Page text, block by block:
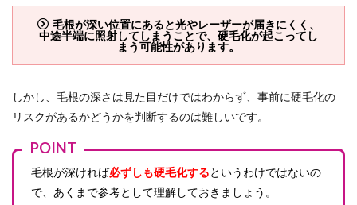
毛根が深い位置にあると光やレーザーが届きにくく、
中途半端に照射してしまうことで、硬毛化が起こってし
まう可能性があります。
しかし、毛根の深さは見た目だけではわからず、事前に硬毛化の
リスクがあるかどうかを判断するのは難しいです。
POINT
毛根が深ければ必ずしも硬毛化するというわけではないの
で、あくまで参考として理解しておきましょう。